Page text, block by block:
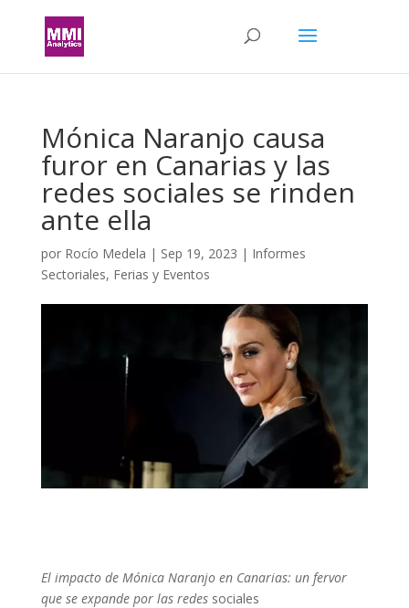
Mónica Naranjo causa
furor en Canarias y las
redes sociales se rinden
ante ella
por Rocío Medela | Sep 19, 2023 | Informes
Sectoriales, Ferias y Eventos
El impacto de Mónica Naranjo en Canarias: un fervor
que se expande por las redessociales